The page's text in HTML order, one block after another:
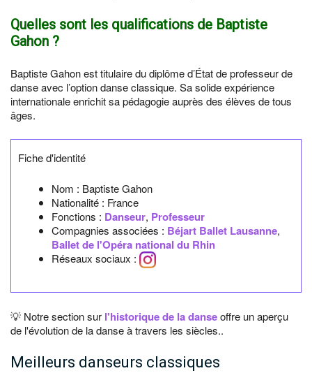
Quelles sont les qualifications de Baptiste
Gahon ?
Baptiste Gahon est titulaire du diplôme d’État de professeur de
danse avec l’option danse classique. Sa solide expérience
internationale enrichit sa pédagogie auprès des élèves de tous
âges.
Fiche d'identité
Nom : Baptiste Gahon
Nationalité : France
Fonctions : Danseur, Professeur
Compagnies associées : Béjart Ballet Lausanne,
Ballet de l'Opéra national du Rhin
Réseaux sociaux :
💡 Notre section sur l'historique de la danseoffre un aperçu
de l'évolution de la danse à travers les siècles..
Meilleurs danseurs classiques